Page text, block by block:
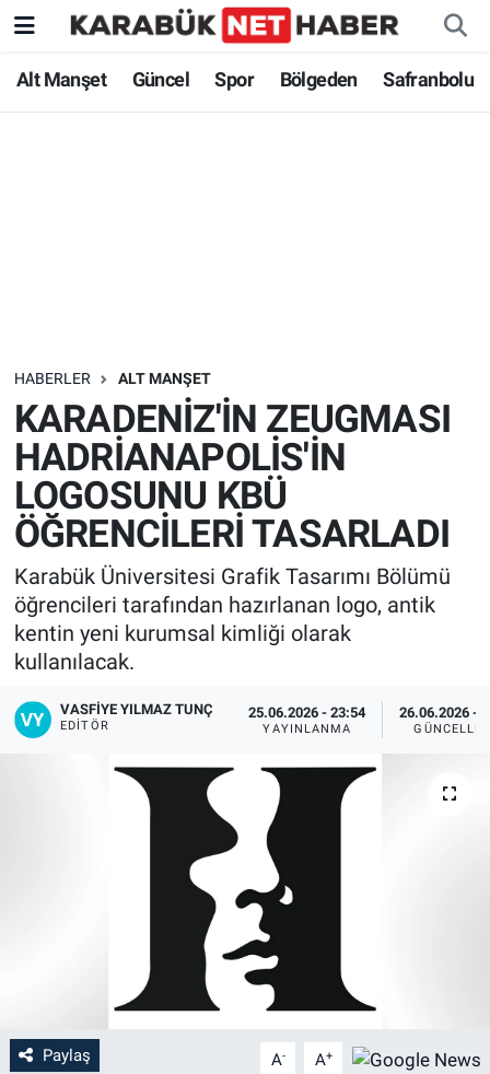
Alt Manşet Güncel Spor Bölgeden Safranbolu
HABERLER ALT MANŞET
KARADENİZ'İN ZEUGMASI
HADRİANAPOLİS'İN
LOGOSUNU KBÜ
ÖĞRENCİLERİ TASARLADI
Karabük Üniversitesi Grafik Tasarımı Bölümü
öğrencileri tarafından hazırlanan logo, antik
kentin yeni kurumsal kimliği olarak
kullanılacak.
VASFIYE YILMAZ TUNÇ
EDITÖR
25.06.2026 - 23:54
YAYINLANMA
26.06.2026 -
Paylaş A- A+